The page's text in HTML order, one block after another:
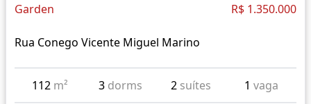
Garden R$ 1.350.000
Rua Conego Vicente Miguel Marino
112 m² 3 dorms 2 suítes 1 vaga